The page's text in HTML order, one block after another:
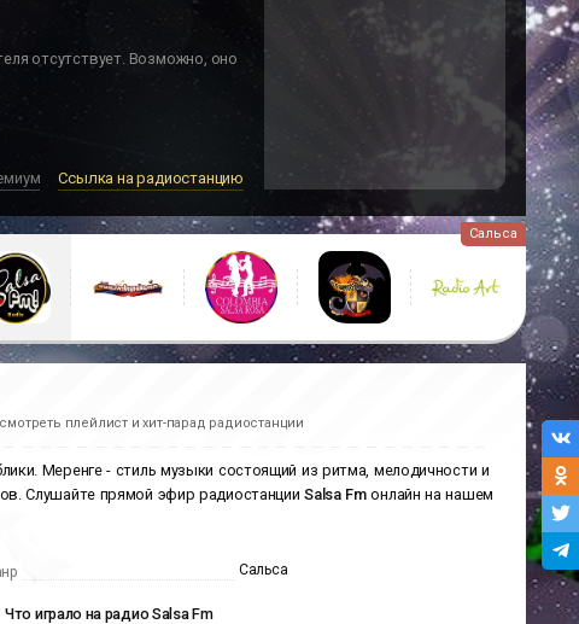
отсутствует. Возможно, оно
Ссылка на радиостанцию
Сальса
плейлист и хит-парад радиостанции
Меренге - стиль музыки состоящий из ритма, мелодичности и
Слушайте прямой эфир радиостанцииSalsa Fmонлайн на нашем
Сальса
Что играло на радио Salsa Fm